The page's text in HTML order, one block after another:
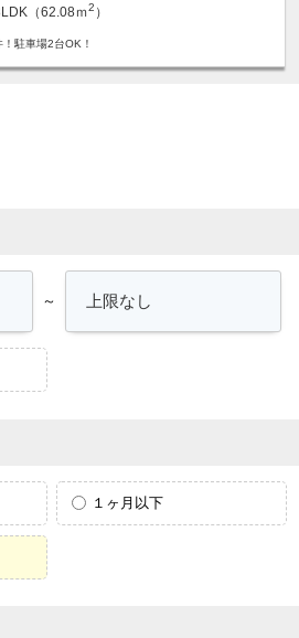
（62.08ｍ2 ）
駐車場2台OK！
～
１ヶ月以下